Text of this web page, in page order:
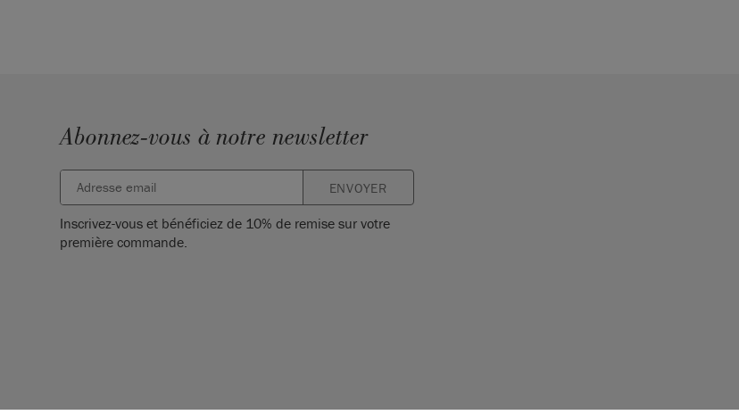
Abonnez-vous à notre newsletter
ENVOYER
Inscrivez-vous et bénéficiez de 10% de remise sur votre
première commande.